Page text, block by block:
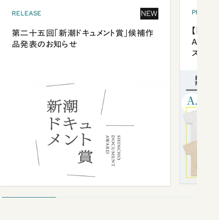
RELEASE NEW
第二十五回「新潮ドキュメント賞」候補作
品発表のお知らせ
【「新
ズプレ